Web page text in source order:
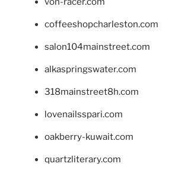
coffeeshopcharleston.com
salon104mainstreet.com
alkaspringswater.com
318mainstreet8h.com
lovenailsspari.com
oakberry-kuwait.com
quartzliterary.com